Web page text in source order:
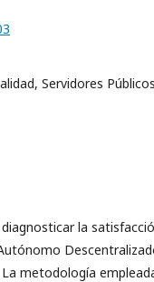
Servidores
la
metodología